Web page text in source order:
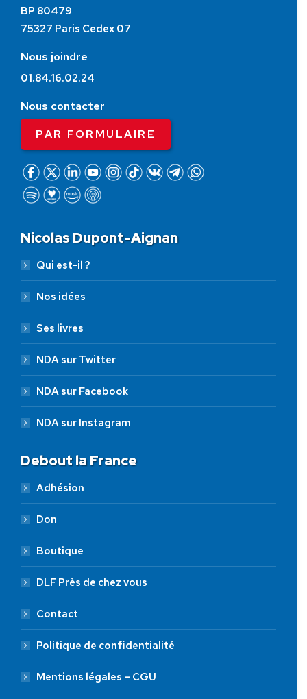
BP 80479
75327 Paris Cedex 07
Nous joindre
01.84.16.02.24
Nous contacter
PAR FORMULAIRE
Nicolas Dupont-Aignan
Qui est-il ?
Nos idées
Ses livres
NDA sur Twitter
NDA sur Facebook
NDA sur Instagram
Debout la France
Adhésion
Don
Boutique
DLF Près de chez vous
Contact
Politique de confidentialité
Mentions légales – CGU